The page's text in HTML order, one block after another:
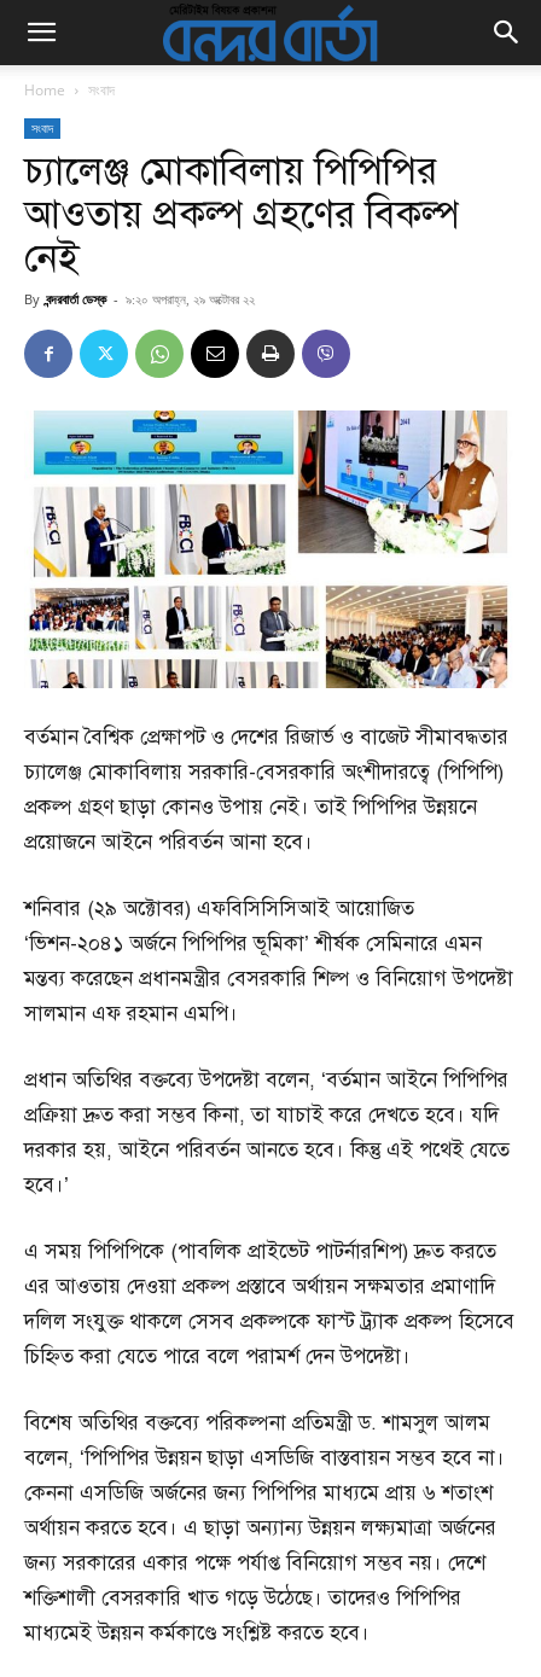
Home সংবাদ
সংবাদ
চ্যালেঞ্জ মোকাবিলায় পিপিপির
আওতায় প্রকল্প গ্রহণের বিকল্প
নেই
By বন্দরবার্তা ডেস্ক - ৯:২০ অপরাহ্ন, ২৯ অক্টোবর ২২
বর্তমান বৈশ্বিক প্রেক্ষাপট ও দেশের রিজার্ভ ও বাজেট সীমাবদ্ধতার
চ্যালেঞ্জ মোকাবিলায় সরকারি-বেসরকারি অংশীদারত্বে (পিপিপি)
প্রকল্প গ্রহণ ছাড়া কোনও উপায় নেই। তাই পিপিপির উন্নয়নে
প্রয়োজনে আইনে পরিবর্তন আনা হবে।
শনিবার (২৯ অক্টোবর) এফবিসিসিসিআই আয়োজিত
‘ভিশন-২০৪১ অর্জনে পিপিপির ভূমিকা’ শীর্ষক সেমিনারে এমন
মন্তব্য করেছেন প্রধানমন্ত্রীর বেসরকারি শিল্প ও বিনিয়োগ উপদেষ্টা
সালমান এফ রহমান এমপি।
প্রধান অতিথির বক্তব্যে উপদেষ্টা বলেন, ‘বর্তমান আইনে পিপিপির
প্রক্রিয়া দ্রুত করা সম্ভব কিনা, তা যাচাই করে দেখতে হবে। যদি
দরকার হয়, আইনে পরিবর্তন আনতে হবে। কিন্তু এই পথেই যেতে
হবে।’
এ সময় পিপিপিকে (পাবলিক প্রাইভেট পাটর্নারশিপ) দ্রুত করতে
এর আওতায় দেওয়া প্রকল্প প্রস্তাবে অর্থায়ন সক্ষমতার প্রমাণাদি
দলিল সংযুক্ত থাকলে সেসব প্রকল্পকে ফাস্ট ট্র্যাক প্রকল্প হিসেবে
চিহ্নিত করা যেতে পারে বলে পরামর্শ দেন উপদেষ্টা।
বিশেষ অতিথির বক্তব্যে পরিকল্পনা প্রতিমন্ত্রী ড. শামসুল আলম
বলেন, ‘পিপিপির উন্নয়ন ছাড়া এসডিজি বাস্তবায়ন সম্ভব হবে না।
কেননা এসডিজি অর্জনের জন্য পিপিপির মাধ্যমে প্রায় ৬ শতাংশ
অর্থায়ন করতে হবে। এ ছাড়া অন্যান্য উন্নয়ন লক্ষ্যমাত্রা অর্জনের
জন্য সরকারের একার পক্ষে পর্যাপ্ত বিনিয়োগ সম্ভব নয়। দেশে
শক্তিশালী বেসরকারি খাত গড়ে উঠেছে। তাদেরও পিপিপির
মাধ্যমেই উন্নয়ন কর্মকাণ্ডে সংশ্লিষ্ট করতে হবে।